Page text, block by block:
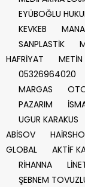
EYÜBOĞLU
KEVKEB
SANPLASTİK
HAFRİYAT
METİN
05326964020
MARGAS
PAZARIM
UGUR KARAKUS
ABİSOV
GLOBAL
AKTİF
RİHANNA
ŞEBNEM